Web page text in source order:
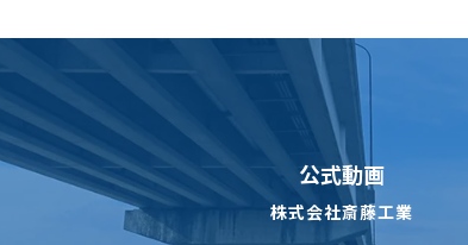
公式動画
株式会社斎藤工業